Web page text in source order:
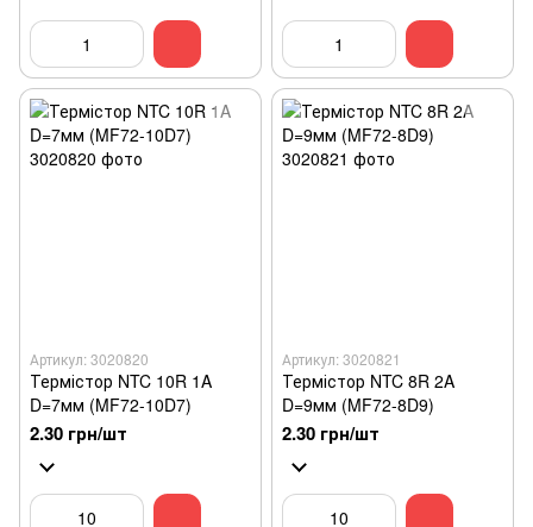
Артикул: 3020820
Термістор NTC 10R 1A
D=7мм (MF72-10D7)
2.30 грн/шт
Артикул: 3020821
Термістор NTC 8R 2A
D=9мм (MF72-8D9)
2.30 грн/шт